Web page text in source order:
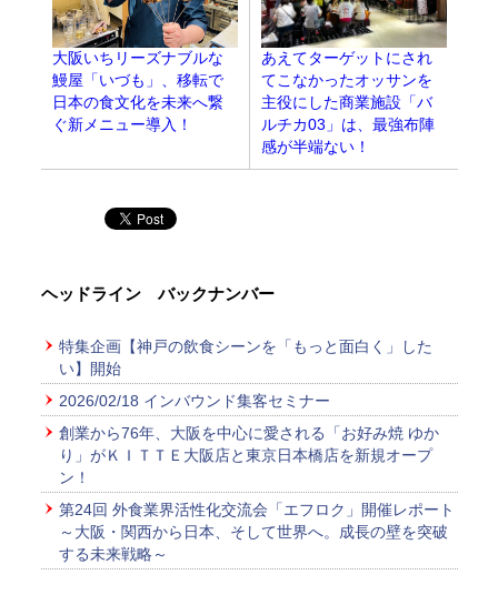
大阪いちリーズナブルな
鰻屋「いづも」、移転で
日本の食文化を未来へ繋
ぐ新メニュー導入！
あえてターゲットにされ
てこなかったオッサンを
主役にした商業施設「バ
ルチカ03」は、最強布陣
感が半端ない！
ヘッドライン バックナンバー
特集企画【神戸の飲食シーンを「もっと面白く」した
い】開始
2026/02/18 インバウンド集客セミナー
創業から76年、大阪を中心に愛される「お好み焼 ゆか
り」がＫＩＴＴＥ大阪店と東京日本橋店を新規オープ
ン！
第24回 外食業界活性化交流会「エフロク」開催レポート
～大阪・関西から日本、そして世界へ。成長の壁を突破
する未来戦略～